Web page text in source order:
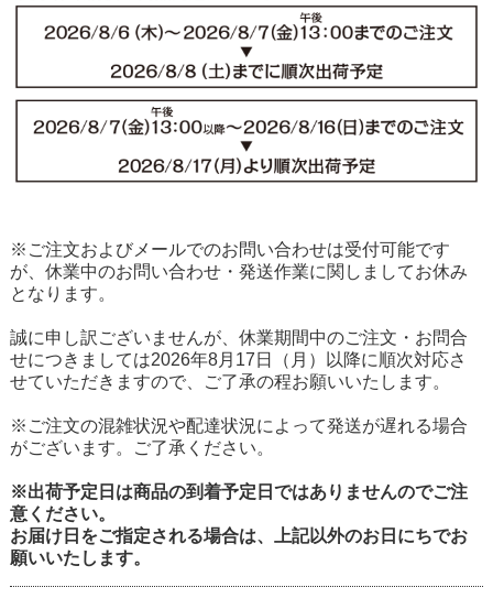
※ご注文およびメールでのお問い合わせは受付可能です
が、休業中のお問い合わせ・発送作業に関しましてお休み
となります。
誠に申し訳ございませんが、休業期間中のご注文・お問合
せにつきましては2026年8月17日（月）以降に順次対応さ
せていただきますので、ご了承の程お願いいたします。
※ご注文の混雑状況や配達状況によって発送が遅れる場合
がございます。ご了承ください。
※出荷予定日は商品の到着予定日ではありませんのでご注
意ください。
お届け日をご指定される場合は、上記以外のお日にちでお
願いいたします。